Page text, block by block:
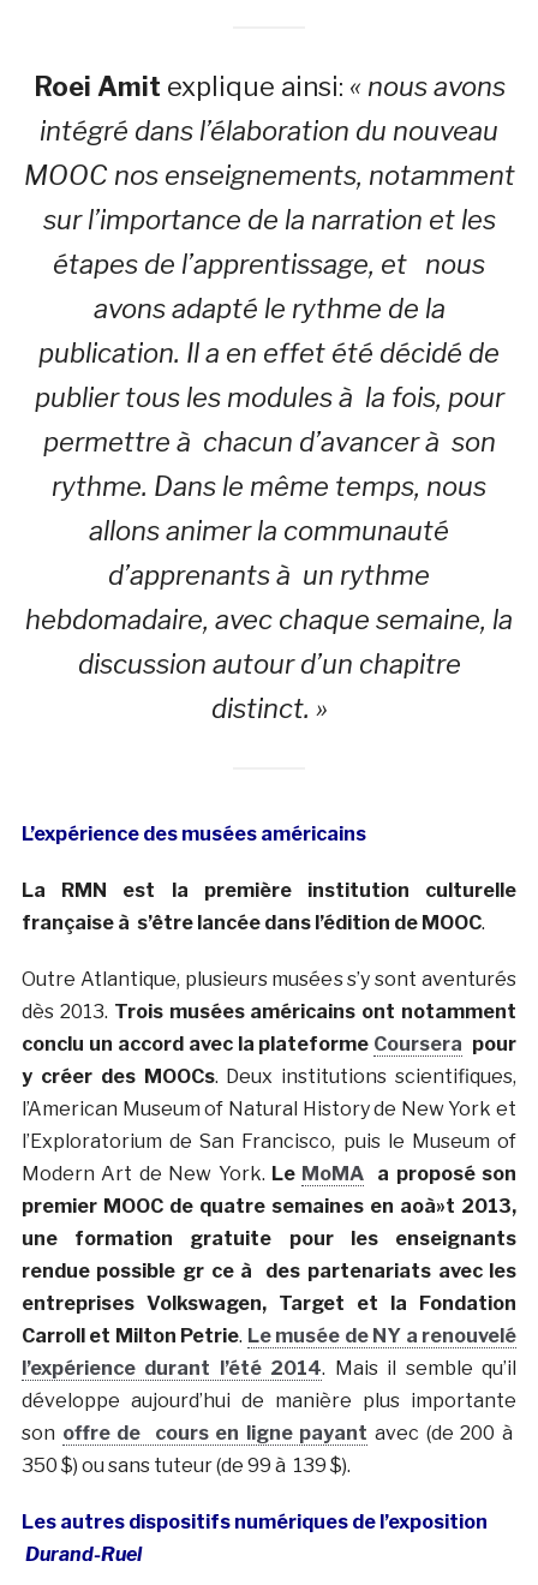
Roei Amit explique ainsi: « nous avons
intégré dans l’élaboration du nouveau
MOOC nos enseignements, notamment
sur l’importance de la narration et les
étapes de l’apprentissage, et nous
avons adapté le rythme de la
publication. Il a en effet été décidé de
publier tous les modules à la fois, pour
permettre à chacun d’avancer à son
rythme. Dans le même temps, nous
allons animer la communauté
d’apprenants à un rythme
hebdomadaire, avec chaque semaine, la
discussion autour d’un chapitre
distinct. »
L’expérience des musées américains
La RMN est la première institution culturelle
française à s’être lancée dans l’édition de MOOC.
Outre Atlantique, plusieurs musées s’y sont aventurés
dès 2013. Trois musées américains ont notamment
conclu un accord avec la plateforme Coursera pour
y créer des MOOCs. Deux institutions scientifiques,
l’American Museum of Natural History de New York et
l’Exploratorium de San Francisco, puis le Museum of
Modern Art de New York. Le MoMA a proposé son
premier MOOC de quatre semaines en aoà»t 2013,
une formation gratuite pour les enseignants
rendue possible gr ce à des partenariats avec les
entreprises Volkswagen, Target et la Fondation
Carroll et Milton Petrie. Le musée de NY a renouvelé
l’expérience durant l’été 2014. Mais il semble qu’il
développe aujourd’hui de manière plus importante
son offre de cours en ligne payant avec (de 200 à
350 $) ou sans tuteur (de 99 à 139 $).
Les autres dispositifs numériques de l’exposition
Durand-Ruel